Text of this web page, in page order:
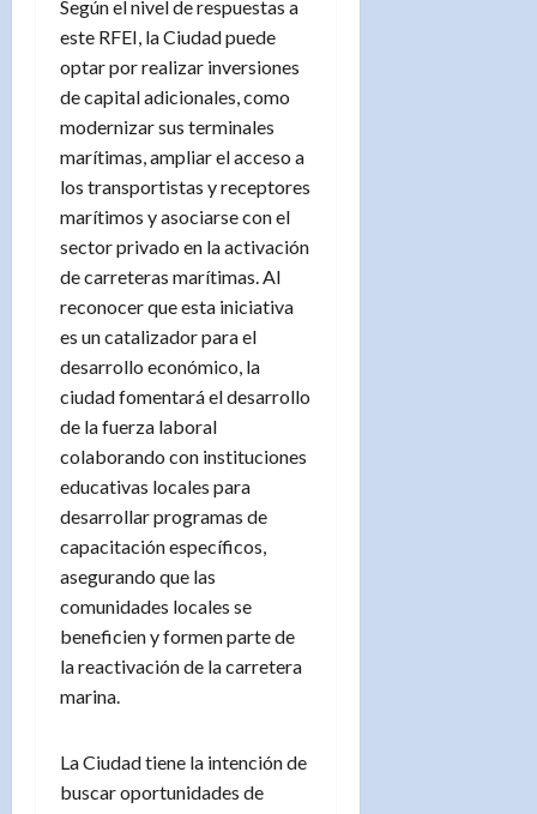
Según el nivel de respuestas a
este RFEI, la Ciudad puede
optar por realizar inversiones
de capital adicionales, como
modernizar sus terminales
marítimas, ampliar el acceso a
los transportistas y receptores
marítimos y asociarse con el
sector privado en la activación
de carreteras marítimas. Al
reconocer que esta iniciativa
es un catalizador para el
desarrollo económico, la
ciudad fomentará el desarrollo
de la fuerza laboral
colaborando con instituciones
educativas locales para
desarrollar programas de
capacitación específicos,
asegurando que las
comunidades locales se
beneficien y formen parte de
la reactivación de la carretera
marina.
La Ciudad tiene la intención de
buscar oportunidades de